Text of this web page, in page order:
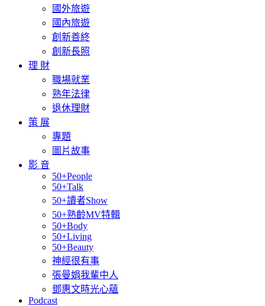
國外旅遊
國內旅遊
創新善終
創新長照
理 財
職場就業
熟年法律
退休理財
策 展
專題
圖片故事
影 音
50+People
50+Talk
50+讀者Show
50+熟齡MV特輯
50+Body
50+Living
50+Beauty
神經很有事
張曼娟我輩中人
鄧惠文時光心蘊
Podcast